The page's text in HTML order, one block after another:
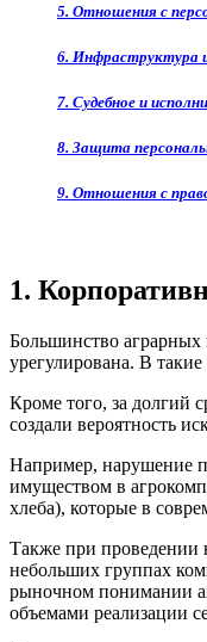
5. Отношения с
6. Инфраструктура и
7. Судебное и
8. Защита
9. Отношения с
1.
Большинство аграрных
урегулирована. В
Кроме того, за долгий
создали вероятность
Например, нарушение
имуществом в
хлеба), которые в
Также при проведении
небольших группах
рыночном понимании
объемами реализации